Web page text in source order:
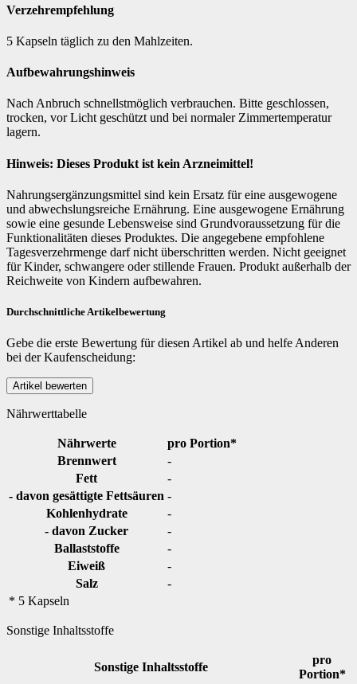
Verzehrempfehlung
5 Kapseln täglich zu den Mahlzeiten.
Aufbewahrungshinweis
Nach Anbruch schnellstmöglich verbrauchen. Bitte geschlossen,
trocken, vor Licht geschützt und bei normaler Zimmertemperatur
lagern.
Hinweis: Dieses Produkt ist kein Arzneimittel!
Nahrungsergänzungsmittel sind kein Ersatz für eine ausgewogene
und abwechslungsreiche Ernährung. Eine ausgewogene Ernährung
sowie eine gesunde Lebensweise sind Grundvoraussetzung für die
Funktionalitäten dieses Produktes. Die angegebene empfohlene
Tagesverzehrmenge darf nicht überschritten werden. Nicht geeignet
für Kinder, schwangere oder stillende Frauen. Produkt außerhalb der
Reichweite von Kindern aufbewahren.
Durchschnittliche Artikelbewertung
Gebe die erste Bewertung für diesen Artikel ab und helfe Anderen
bei der Kaufenscheidung:
Nährwerttabelle
Nährwerte
pro Portion*
Brennwert
-
Fett
-
- davon gesättigte Fettsäuren -
Kohlenhydrate
-
- davon Zucker
-
Ballaststoffe
-
Eiweiß
-
Salz
-
* 5 Kapseln
Sonstige Inhaltsstoffe
Sonstige Inhaltsstoffe
pro
Portion*